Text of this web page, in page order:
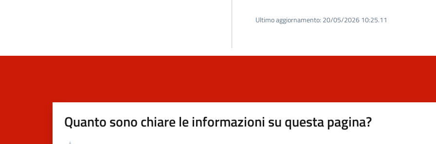
Ultimo aggiornamento: 20/05/2026 10:25.11
Quanto sono chiare le informazioni su questa pagina?